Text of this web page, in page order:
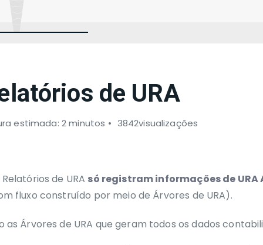
de URA
estimada: 2 minutos 3842visualizações
Relatórios de URA só registram informações de
fluxo construído por meio de Árvores de URA).
as Árvores de URA que geram todos os dados